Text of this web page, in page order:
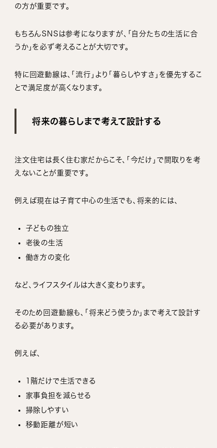
の方が重要です。
もちろんSNSは参考になりますが、「自分たちの生活に合
うか」を必ず考えることが大切です。
特に回遊動線は、「流行」より「暮らしやすさ」を優先するこ
とで満足度が高くなります。
将来の暮らしまで考えて設計する
注文住宅は長く住む家だからこそ、「今だけ」で間取りを考
えないことが重要です。
例えば現在は子育て中心の生活でも、将来的には、
子どもの独立
老後の生活
働き方の変化
など、ライフスタイルは大きく変わります。
そのため回遊動線も、「将来どう使うか」まで考えて設計す
る必要があります。
例えば、
1階だけで生活できる
家事負担を減らせる
掃除しやすい
移動距離が短い